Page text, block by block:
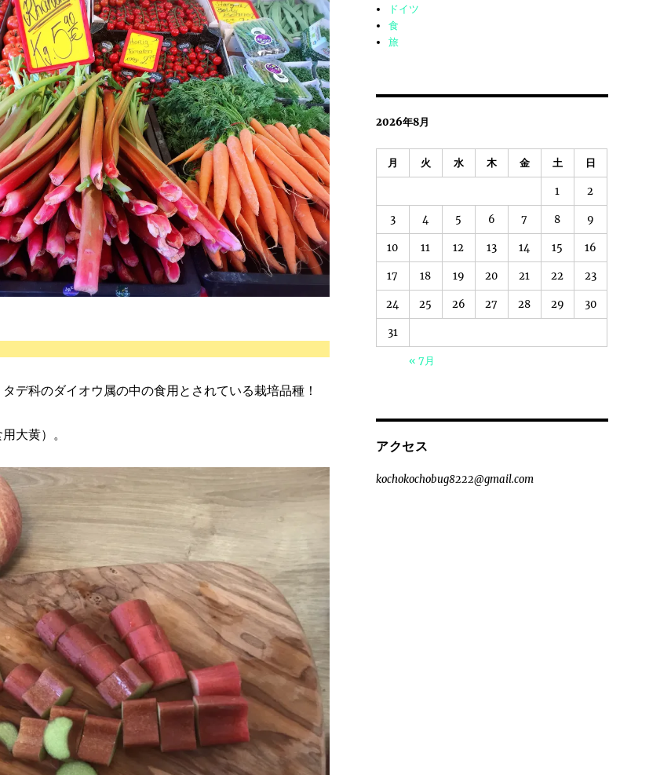
デ科のダイオウ属の中の食用とされている栽培品種！
大黄）。
ドイツ
食
旅
2026年8月
月 火 水 木 金 土 日
1 2
3 4 5 6 7 8 9
10 11 12 13 14 15 16
17 18 19 20 21 22 23
24 25 26 27 28 29 30
31
« 7月
アクセス
kochokochobug8222@gmail.com